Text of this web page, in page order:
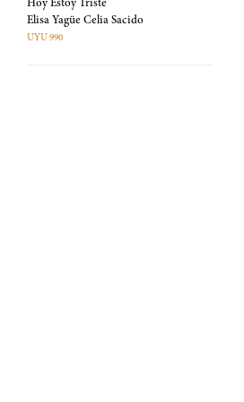
Hoy Estoy Triste
Elisa Yagüe Celia Sacido
UYU 990